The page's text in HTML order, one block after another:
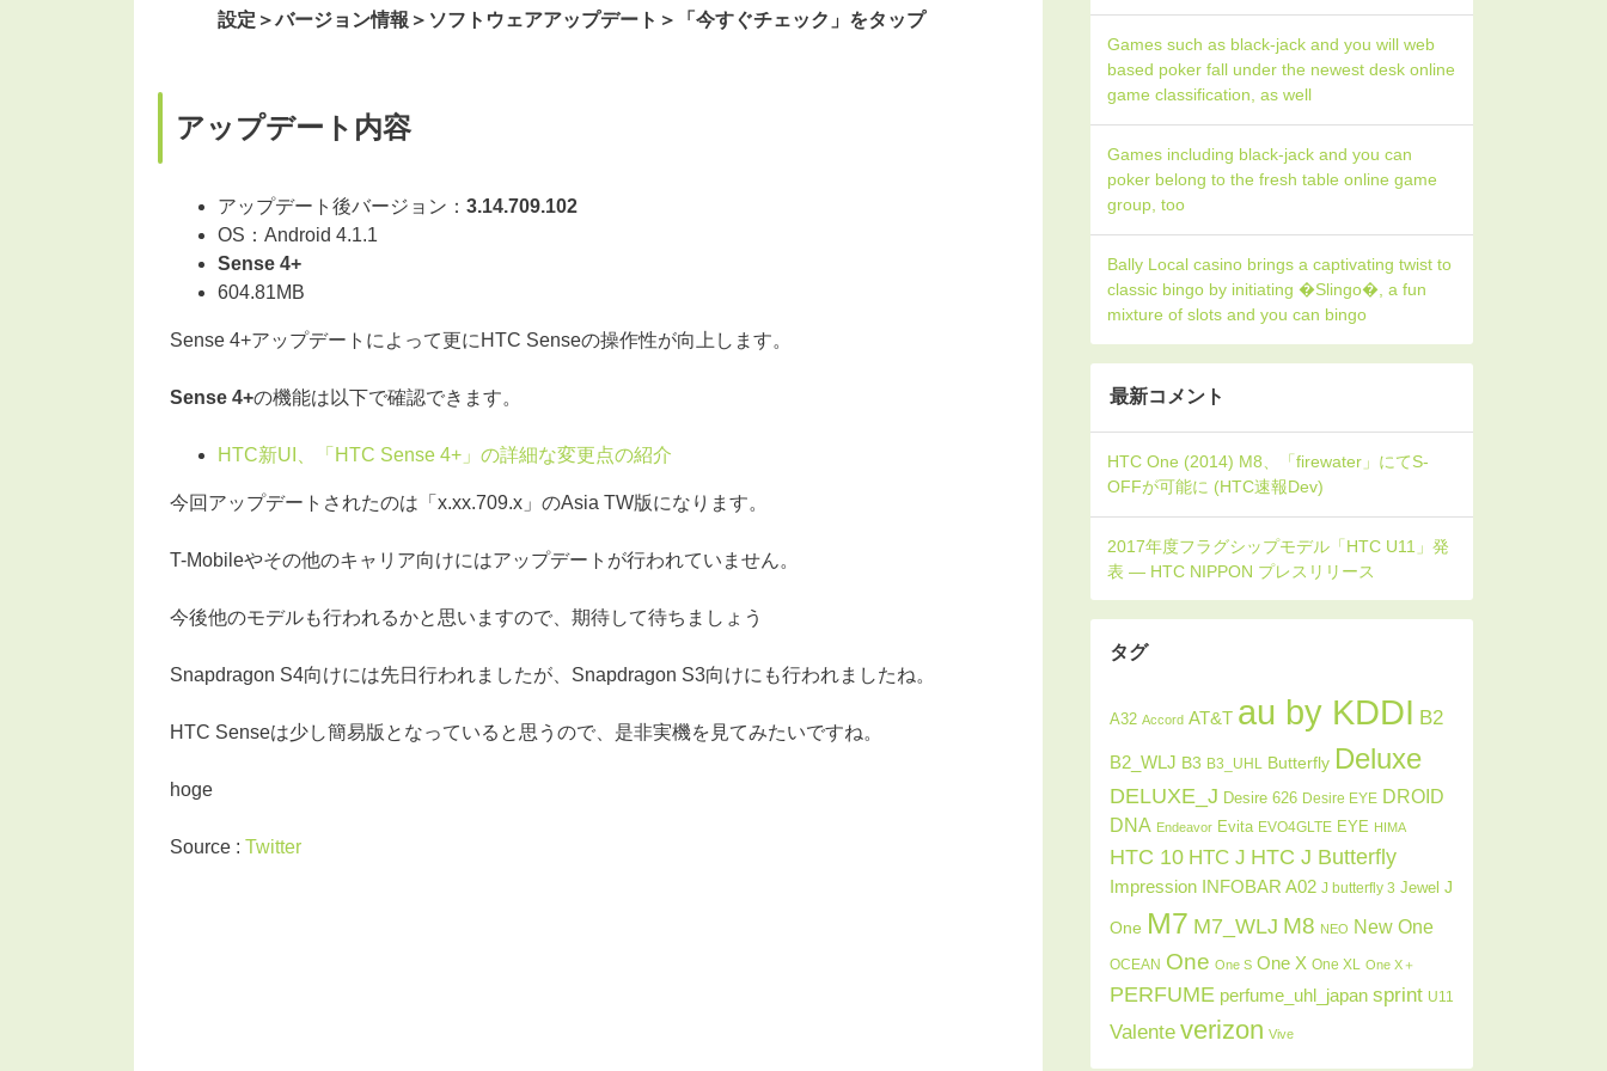
設定＞バージョン情報＞ソフトウェアアップデート＞「今すぐチェック」をタップ
アップデート内容
アップデート後バージョン： 3.14.709.102
OS：Android 4.1.1
Sense 4+
604.81MB
Sense 4+アップデートによって更にHTC Senseの操作性が向上します。
Sense 4+の機能は以下で確認できます。
HTC新UI、「HTC Sense 4+」の詳細な変更点の紹介
今回アップデートされたのは「x.xx.709.x」のAsia TW版になります。
T-Mobileやその他のキャリア向けにはアップデートが行われていません。
今後他のモデルも行われるかと思いますので、期待して待ちましょう
Snapdragon S4向けには先日行われましたが、Snapdragon S3向けにも行われましたね。
HTC Senseは少し簡易版となっていると思うので、是非実機を見てみたいですね。
hoge
Source : Twitter
Games such as black-jack and you will web
based poker fall under the newest desk online
game classification, as well
Games including black-jack and you can
poker belong to the fresh table online game
group, too
Bally Local casino brings a captivating twist to
classic bingo by initiating �Slingo�, a fun
mixture of slots and you can bingo
最新コメント
タグ
A32 Accord AT&T au by KDDI B2
B2_WLJ B3 B3_UHL Butterfly Deluxe
DELUXE_J Desire 626 Desire EYE DROID
DNA Endeavor Evita EVO4GLTE EYE HIMA
HTC 10 HTC J HTC J Butterfly
Impression INFOBAR A02 J butterfly 3 Jewel J
One M7 M7_WLJ M8 NEO New One
OCEAN One One S One X One XL One X＋
PERFUME perfume_uhl_japan sprint U11
Valente verizon Vive